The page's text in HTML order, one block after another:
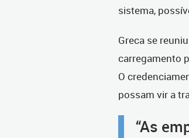
sistema,
Greca se
carregamento
O
possam vir a
“As